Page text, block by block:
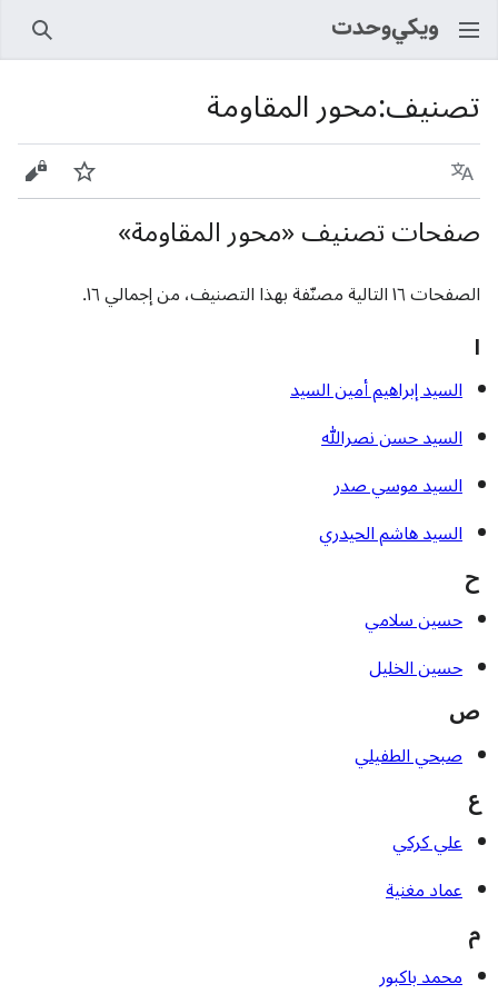
بحث
تصنيف:محور المقاومة
اللغة راقب
صفحات تصنيف «محور المقاومة»
الصفحات ١٦ التالية مصنّفة بهذا التصنيف، من إجمالي ١٦.
ا
السيد إبراهيم أمين السيد
السيد حسن نصرالله
السيد موسي صدر
السيد هاشم الحيدري
ح
حسين سلامي
حسین الخلیل
ص
صبحي الطفيلي
ع
علي كركي
عماد مغنية
م
محمد باكبور